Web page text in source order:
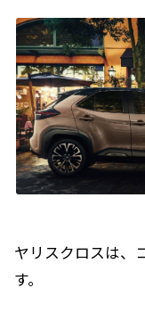
ヤリスクロスは、
す。